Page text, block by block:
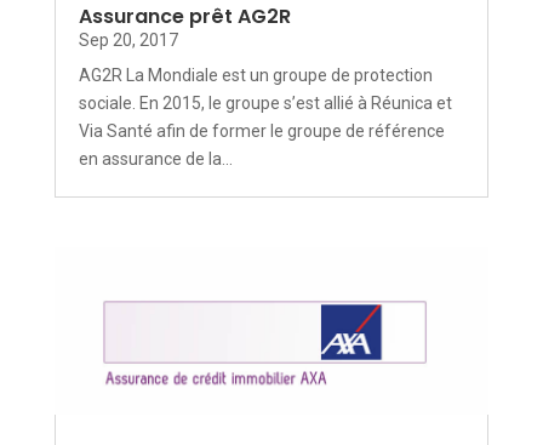
Assurance prêt AG2R
Sep 20, 2017
AG2R La Mondiale est un groupe de protection
sociale. En 2015, le groupe s’est allié à Réunica et
Via Santé afin de former le groupe de référence
en assurance de la...